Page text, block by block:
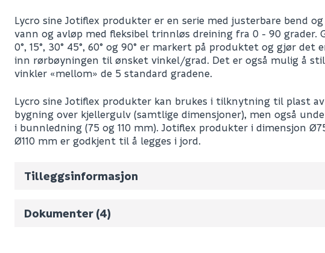
Lycro sine Jotiflex produkter er en serie med justerbare bend
vann og avløp med fleksibel trinnløs dreining fra 0 - 90 grader.
0°, 15°, 30° 45°, 60° og 90° er markert på produktet og gjør det
inn rørbøyningen til ønsket vinkel/grad. Det er også mulig å
vinkler «mellom» de 5 standard gradene.
Lycro sine Jotiflex produkter kan brukes i tilknytning til plast
bygning over kjellergulv (samtlige dimensjoner), men også
i bunnledning (75 og 110 mm). Jotiflex produkter i dimensjon
Ø110 mm er godkjent til å legges i jord.
Tilleggsinformasjon
Leverandørens varenummer
Nobb No
Vekt pr. stk / m2 (i kg)
Volum (dm3 per
Dokumenter (4)
Produktsertifikat
Produktblad